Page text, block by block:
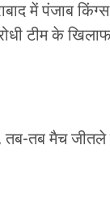
में पंजाब
टीम के
तब-तब मैच